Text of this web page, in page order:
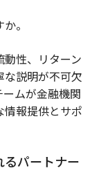
。
性、リターン
説明が不可欠
ムが金融機関
報提供とサポ
パートナー